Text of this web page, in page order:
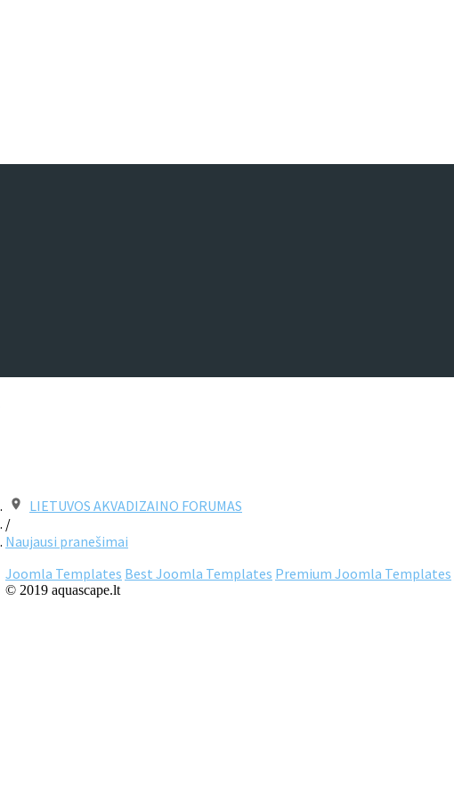
LIETUVOS AKVADIZAINO FORUMAS
/
Naujausi pranešimai
Joomla Templates Best Joomla Templates Premium Joomla Templates
© 2019 aquascape.lt